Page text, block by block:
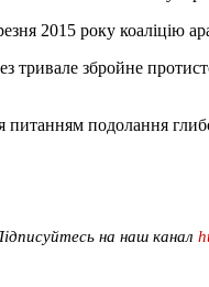
2015 року коаліцію
тривале збройне
подолання
на наш канал